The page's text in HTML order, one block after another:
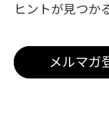
ヒントが見つか
メルマガ